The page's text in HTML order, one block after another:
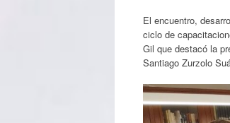
El encuentro,
ciclo de
Gil que destacó la
Santiago Zurzolo